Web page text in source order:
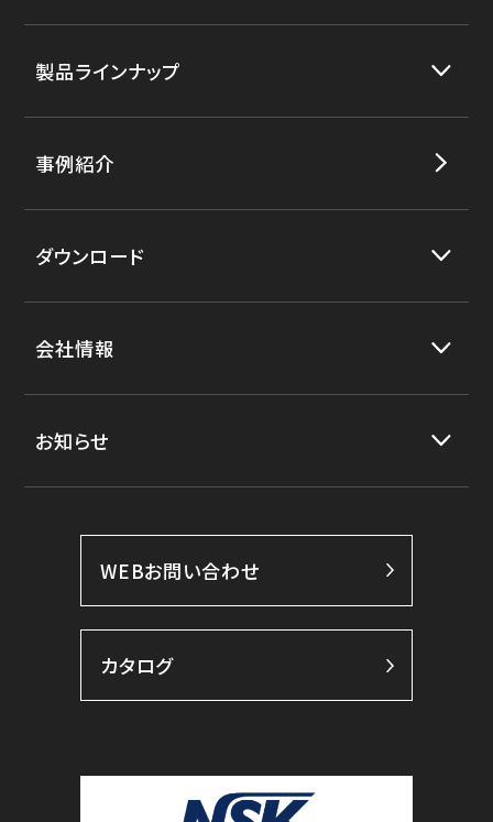
製品ラインナップ
事例紹介
ダウンロード
会社情報
お知らせ
WEBお問い合わせ
カタログ